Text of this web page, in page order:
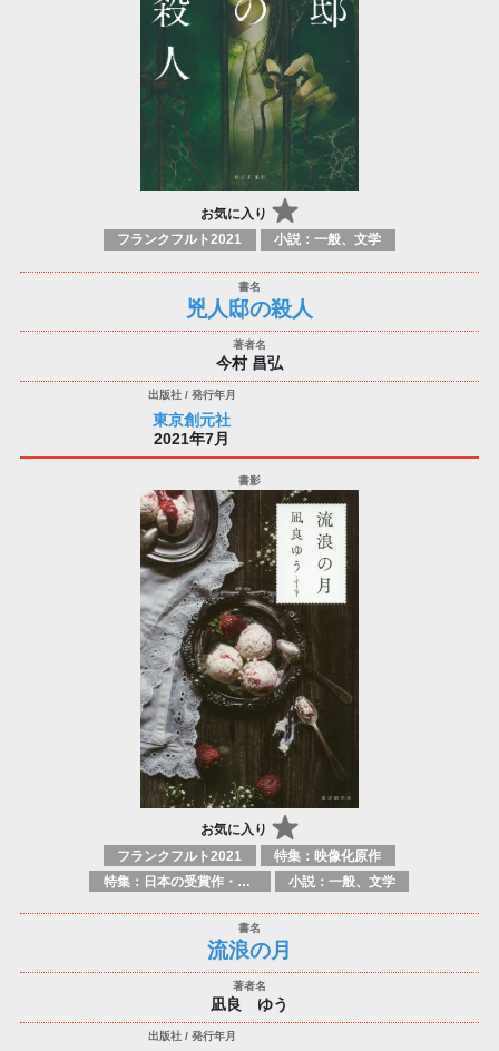
お気に入り
フランクフルト2021 小説：一般、文学
兇人邸の殺人
今村 昌弘
東京創元社
2021年7月
お気に入り
フランクフルト2021
特集：映像化原作
特集：日本の受賞作・ノミネート作品特集
小説：一般、文学
流浪の月
凪良 ゆう